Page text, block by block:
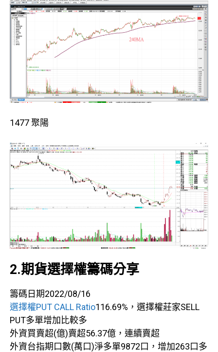
1477 聚陽
2.期貨選擇權籌碼分享
籌碼日期2022/08/16
選擇權PUT CALL Ratio116.69%，選擇權莊家SELL
PUT多單增加比較多
外資買賣超(億)賣超56.37億，連續賣超
外資台指期口數(萬口)淨多單9872口，增加263口多